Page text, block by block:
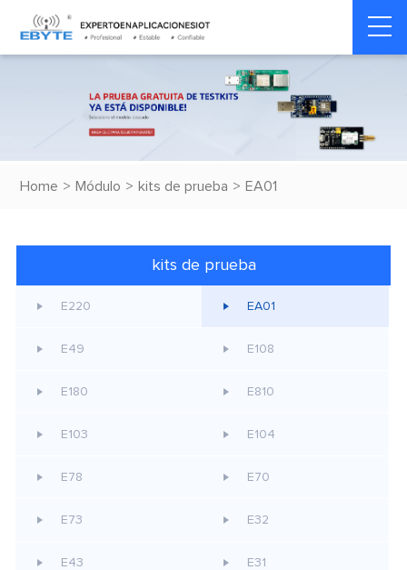
Home > Módulo > kits de prueba > EA01
kits de prueba
E220 EA01
E49 E108
E180 E810
E103 E104
E78 E70
E73 E32
E43 E31